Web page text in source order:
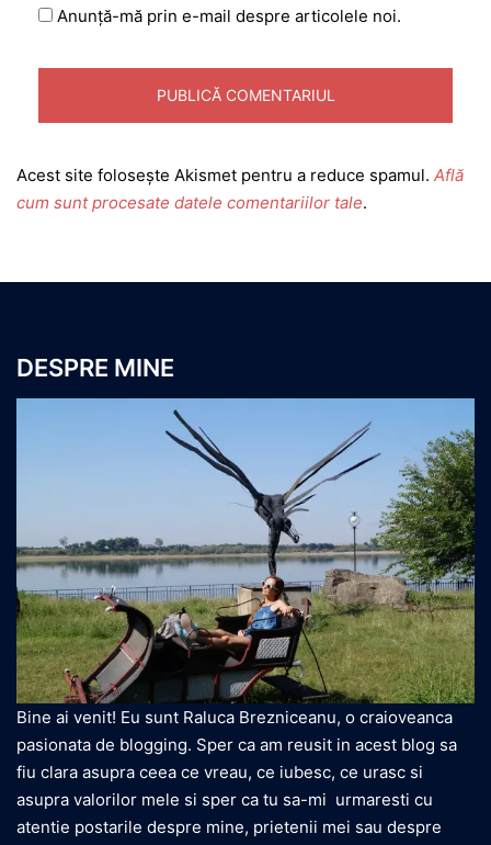
Anunță-mă prin e-mail despre articolele noi.
Acest site folosește Akismet pentru a reduce spamul. Află
cum sunt procesate datele comentariilor tale.
DESPRE MINE
Bine ai venit! Eu sunt Raluca Brezniceanu, o craioveanca
pasionata de blogging. Sper ca am reusit in acest blog sa
fiu clara asupra ceea ce vreau, ce iubesc, ce urasc si
asupra valorilor mele si sper ca tu sa-mi urmaresti cu
atentie postarile despre mine, prietenii mei sau despre